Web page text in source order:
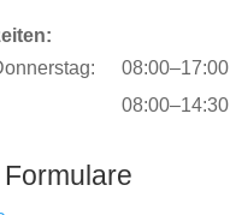
08:00–17:00
08:00–14:30